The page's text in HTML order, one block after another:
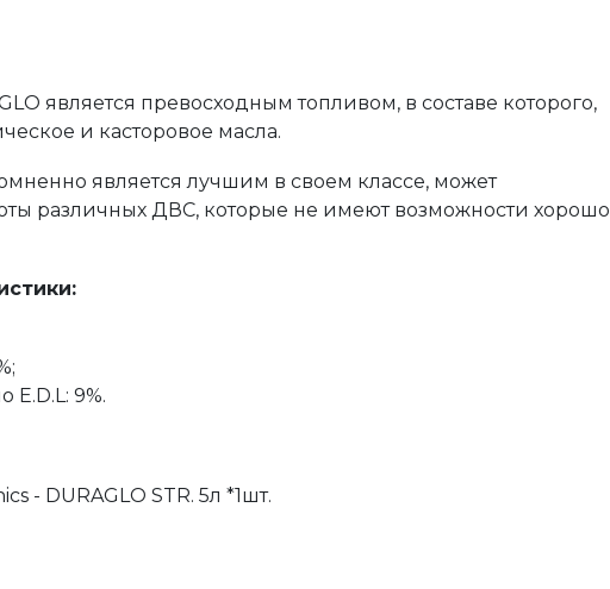
является превосходным топливом, в составе которого,
и касторовое масла.
является лучшим в своем классе, может
различных ДВС, которые не имеют возможности хорошо
E.D.L: 9%.
- DURAGLO STR. 5л *1шт.